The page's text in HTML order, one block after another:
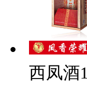
西凤酒